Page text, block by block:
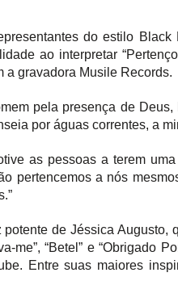
do estilo
ao interpretar
a gravadora Musile Records.
pela presença de
por águas correntes, a
as pessoas a terem
pertencemos a nós
de Jéssica
me”, “Betel” e “Obrigado
Entre suas maiores